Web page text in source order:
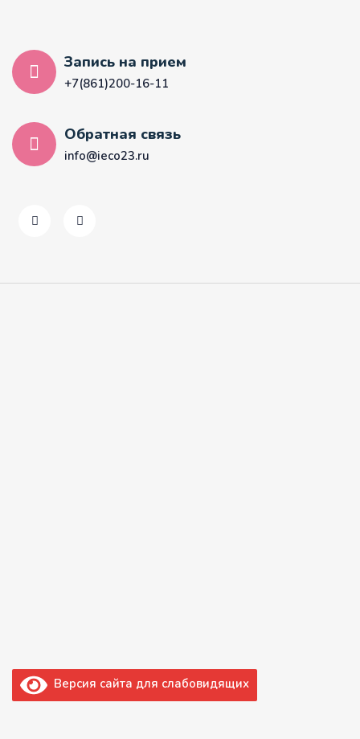
Запись на прием
+7(861)200-16-11
Обратная связь
info@ieco23.ru
Версия сайта для слабовидящих